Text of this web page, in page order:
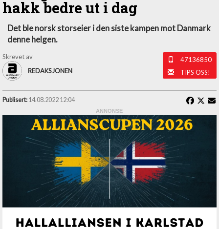
hakk bedre ut i dag
Det ble norsk storseier i den siste kampen mot Danmark
denne helgen.
Skrevet av
REDAKSJONEN
47136850
TIPS OSS!
Publisert: 14.08.2022 12:04